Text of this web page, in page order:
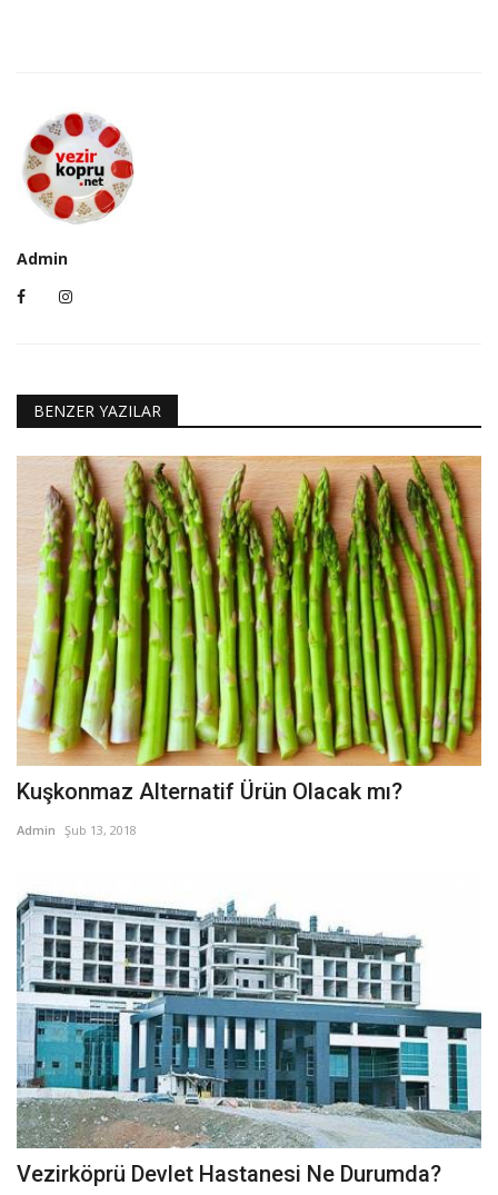
Admin
BENZER YAZILAR
Kuşkonmaz Alternatif Ürün Olacak mı?
Admin Şub 13, 2018
Vezirköprü Devlet Hastanesi Ne Durumda?